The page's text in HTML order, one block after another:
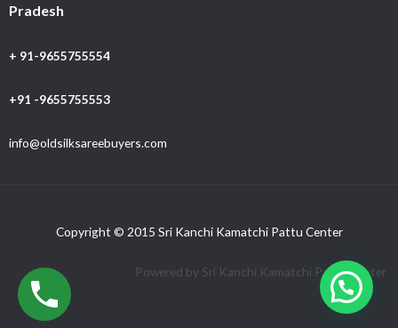
Pradesh
+ 91-9655755554
+91 -9655755553
info@oldsilksareebuyers.com
Copyright © 2015 Sri Kanchi Kamatchi Pattu Center
Powered by Sri Kanchi Kamatchi Pattu Center